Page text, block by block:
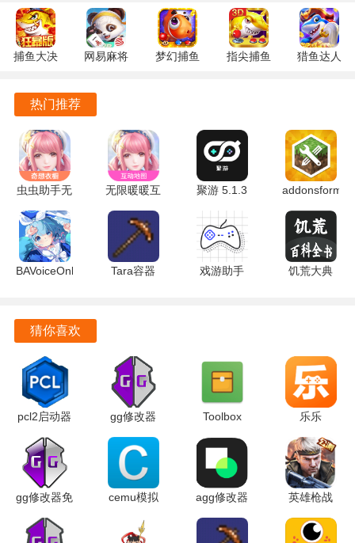
已有账号的用户可以直接登录，如果是新用户则需要先注册
账号再登录。
登录后，用户可以自由解锁软件中的一切功能，并直接配合
游戏使用。
用户只需打开软件并登录账号，在首页选择超广角视野，确
认后点击进入即可开启超广角。
数。
即使是配置较低的手机，也能够享受到高画质的游戏体验。
捕鱼大决
122.7.291
最新版
网易麻将
官方版
梦幻捕鱼
指尖捕鱼
猎鱼达人
热门推荐
虫虫助手无
限暖暖奇想
衣橱 v1.0
安卓版
无限暖暖互
动地图工具
1.0 手机版
聚游 5.1.3
安卓版
3.3.7 安卓
版
BAVoiceOnline
Tara容器
戏游助手
饥荒大典
猜你喜欢
pcl2启动器
release-0.3
安卓版
gg修改器
101.1 安卓
版
Toolbox
乐乐
3.6.0.1 安
卓版
gg修改器免
root 101.1
官方正版
cemu模拟
版
agg修改器
3.5.5_release
安卓官方版
英雄枪战
0.6.4.124
安卓版